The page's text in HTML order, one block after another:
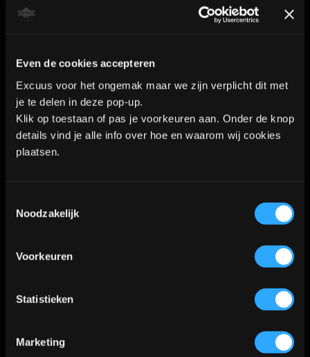
Even de cookies accepteren
Excuus voor het ongemak maar we zijn verplicht dit met
je te delen in deze pop-up.
Klik op toestaan of pas je voorkeuren aan. Onder de knop
details vind je alle info over hoe en waarom wij cookies
plaatsen.
Noodzakelijk
Voorkeuren
Statistieken
Marketing